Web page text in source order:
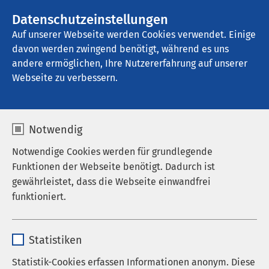
Datenschutzeinstellungen
Auf unserer Webseite werden Cookies verwendet. Einige
davon werden zwingend benötigt, während es uns
andere ermöglichen, Ihre Nutzererfahrung auf unserer
Webseite zu verbessern.
Notwendig
Notwendige Cookies werden für grundlegende
Funktionen der Webseite benötigt. Dadurch ist
gewährleistet, dass die Webseite einwandfrei
funktioniert.
Anbieter sgalinski
Statistiken
Statistik-Cookies erfassen Informationen anonym. Diese
AMEOS Pflege Zentrum Josefinum
Oberhausen
Pflege & Betreuung
Stationäre Pflege